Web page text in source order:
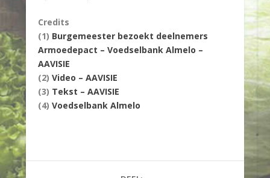
Credits
(1) Burgemeester bezoekt deelnemers
Armoedepact – Voedselbank Almelo –
AAVISIE
(2) Video – AAVISIE
(3) Tekst – AAVISIE
(4) Voedselbank Almelo